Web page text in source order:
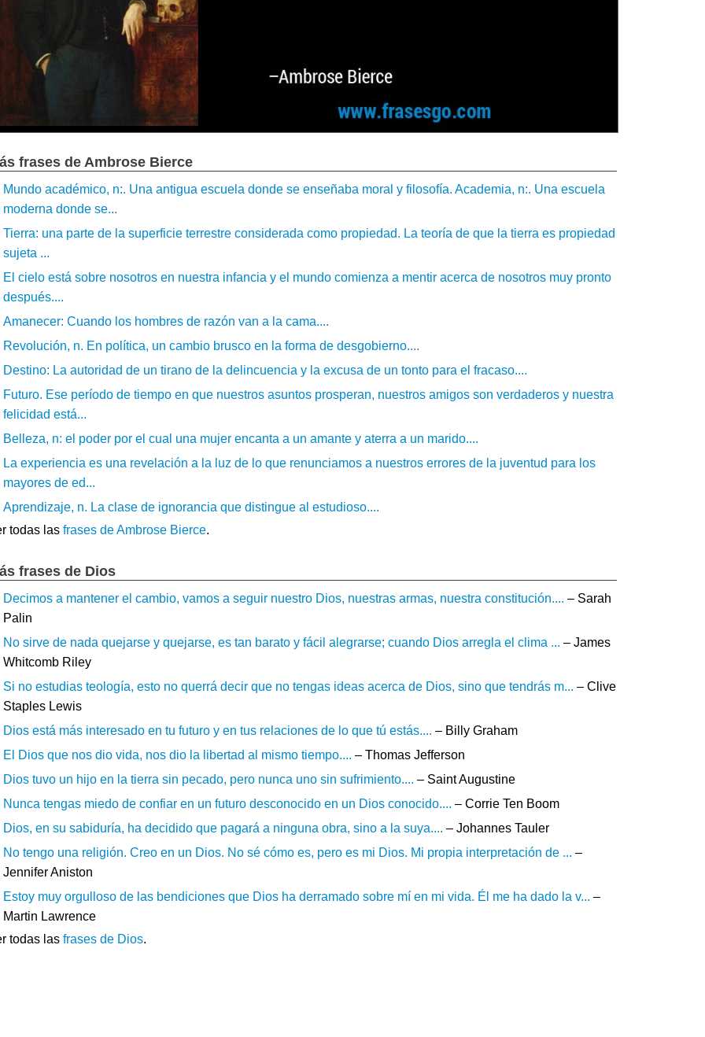
frases de Ambrose Bierce
Mundo académico, n:. Una antigua escuela donde se enseñaba moral y filosofía. Academia, n:. Una escuela
moderna donde se...
Tierra: una parte de la superficie terrestre considerada como propiedad. La teoría de que la tierra es propiedad
sujeta ...
El cielo está sobre nosotros en nuestra infancia y el mundo comienza a mentir acerca de nosotros muy pronto
después....
Amanecer: Cuando los hombres de razón van a la cama....
Revolución, n. En política, un cambio brusco en la forma de desgobierno....
Destino: La autoridad de un tirano de la delincuencia y la excusa de un tonto para el fracaso....
Futuro. Ese período de tiempo en que nuestros asuntos prosperan, nuestros amigos son verdaderos y nuestra
felicidad está...
Belleza, n: el poder por el cual una mujer encanta a un amante y aterra a un marido....
La experiencia es una revelación a la luz de lo que renunciamos a nuestros errores de la juventud para los
mayores de ed...
Aprendizaje, n. La clase de ignorancia que distingue al estudioso....
todas las frases de Ambrose Bierce.
frases de Dios
Decimos a mantener el cambio, vamos a seguir nuestro Dios, nuestras armas, nuestra constitución.... – Sarah
Palin
No sirve de nada quejarse y quejarse, es tan barato y fácil alegrarse; cuando Dios arregla el clima ... – James
Whitcomb Riley
Si no estudias teología, esto no querrá decir que no tengas ideas acerca de Dios, sino que tendrás m... – Clive
Staples Lewis
Dios está más interesado en tu futuro y en tus relaciones de lo que tú estás.... – Billy Graham
El Dios que nos dio vida, nos dio la libertad al mismo tiempo.... – Thomas Jefferson
Dios tuvo un hijo en la tierra sin pecado, pero nunca uno sin sufrimiento.... – Saint Augustine
Nunca tengas miedo de confiar en un futuro desconocido en un Dios conocido.... – Corrie Ten Boom
Dios, en su sabiduría, ha decidido que pagará a ninguna obra, sino a la suya.... – Johannes Tauler
No tengo una religión. Creo en un Dios. No sé cómo es, pero es mi Dios. Mi propia interpretación de ... –
Jennifer Aniston
Estoy muy orgulloso de las bendiciones que Dios ha derramado sobre mí en mi vida. Él me ha dado la v... –
Martin Lawrence
todas las frases de Dios.